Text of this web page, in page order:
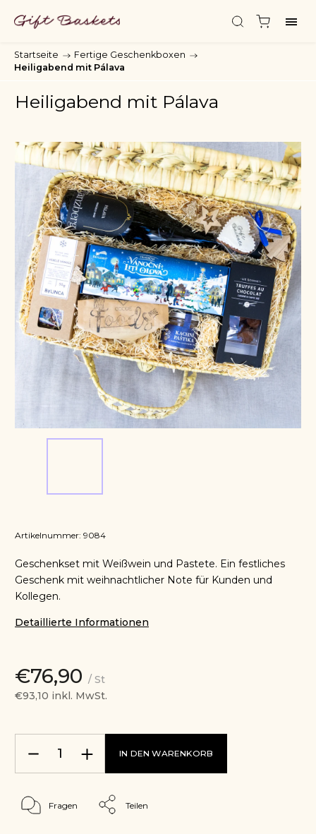
Startseite / Fertige Geschenkboxen /
Heiligabend mit Pálava
Heiligabend mit Pálava
Artikelnummer: 9084
Geschenkset mit Weißwein und Pastete. Ein festliches
Geschenk mit weihnachtlicher Note für Kunden und
Kollegen.
Detaillierte Informationen
€76,90 / St
€93,10 inkl. MwSt.
IN DEN WARENKORB
Fragen Teilen